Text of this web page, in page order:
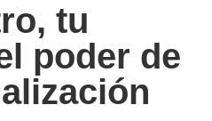
tu
poder de